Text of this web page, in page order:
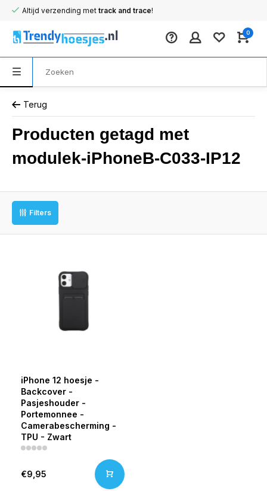
Altijd verzending met track and trace!
0
Terug
Producten getagd met
modulek-iPhoneB-C033-IP12
Filters
iPhone 12 hoesje -
Backcover -
Pasjeshouder -
Portemonnee -
Camerabescherming -
TPU - Zwart
€9,95